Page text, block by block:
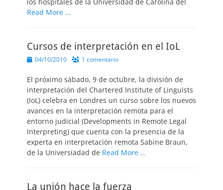
Read More …
Cursos de interpretación en el IoL
Publicado
04/10/2010 1 comentario
El próximo sábado, 9 de octubre, la división de
interpretación del Chartered Institute of Linguists
(IoL) celebra en Londres un curso sobre los nuevos
avances en la interpretación remota para el
entorno judicial (Developments in Remote Legal
Interpreting) que cuenta con la presencia de la
experta en interpretación remota Sabine Braun,
de la Universiadad de Read More …
La unión hace la fuerza